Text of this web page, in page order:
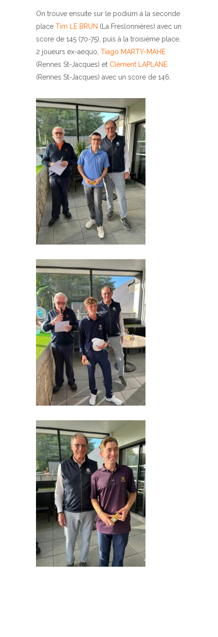
On trouve ensuite sur le podium à la seconde
place Tim LE BRUN (La Freslonnières) avec un
score de 145 (70-75), puis à la troisième place,
2 joueurs ex-aequo, Tiago MARTY-MAHE
(Rennes St-Jacques) et Clément LAPLANE
(Rennes St-Jacques) avec un score de 146.